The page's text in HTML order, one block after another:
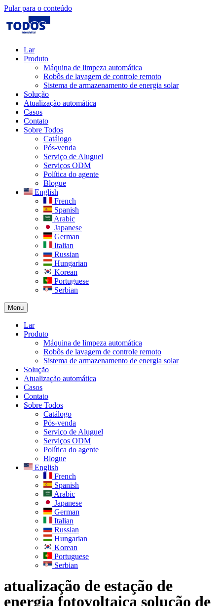
Pular para o conteúdo
Lar
Produto
Máquina de limpeza automática
Robôs de lavagem de controle remoto
Sistema de armazenamento de energia solar
Solução​
Atualização automática
Casos
Contato
Sobre Todos
Catálogo
Pós-venda
Serviço de Aluguel
Serviços ODM
Política do agente
Blogue
English
French
Spanish
Arabic
Japanese
German
Italian
Russian
Hungarian
Korean
Portuguese
Serbian
Menu
Lar
Produto
Máquina de limpeza automática
Robôs de lavagem de controle remoto
Sistema de armazenamento de energia solar
Solução​
Atualização automática
Casos
Contato
Sobre Todos
Catálogo
Pós-venda
Serviço de Aluguel
Serviços ODM
Política do agente
Blogue
English
French
Spanish
Arabic
Japanese
German
Italian
Russian
Hungarian
Korean
Portuguese
Serbian
atualização de estação de
energia fotovoltaica solução de